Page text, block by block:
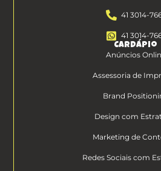
41 3014-
41 3014-
Cardápio
Anúncios
Assessoria de
Brand
Design com
Marketing de
Redes Sociais com